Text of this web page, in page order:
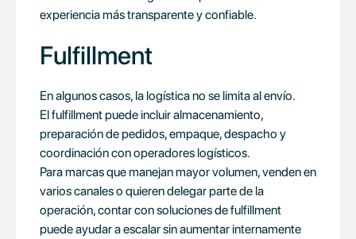
experiencia más transparente y confiable.
Fulfillment
En algunos casos, la logística no se limita al envío.
El fulfillment puede incluir almacenamiento,
preparación de pedidos, empaque, despacho y
coordinación con operadores logísticos.
Para marcas que manejan mayor volumen, venden en
varios canales o quieren delegar parte de la
operación, contar con soluciones de fulfillment
puede ayudar a escalar sin aumentar internamente